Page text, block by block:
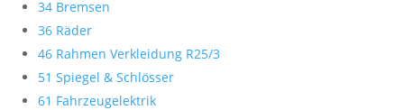
34 Bremsen
36 Räder
46 Rahmen Verkleidung R25/3
51 Spiegel & Schlösser
61 Fahrzeugelektrik